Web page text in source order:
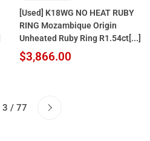
[Used] K18WG NO HEAT RUBY
RING Mozambique Origin
Unheated Ruby Ring R1.54ct[...]
$3,866.00
3 / 77 Next